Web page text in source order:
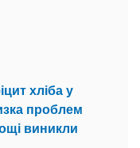
хліба у
проблем
виникли